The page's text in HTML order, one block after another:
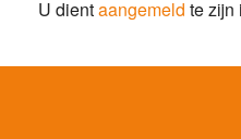
U dientaangemeld te zijn